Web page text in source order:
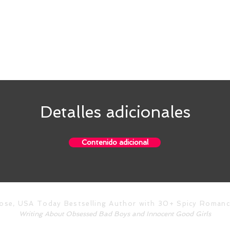
Detalles adicionales
Contenido adicional
USA Today Bestselling Author with 30+ Spicy
Writing About Obsessed Bad Boys and Innocent Good Girls